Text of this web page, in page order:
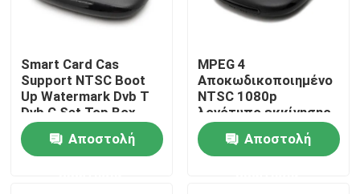
Αρχική Σελίδα
Smart Card Cas
Support NTSC Boot
Up Watermark Dvb T
Dvb C Set Top Box
Αποστολή
MPEG 4
Αποκωδικοποιημένο
NTSC 1080p
λογότυπο εκκίνησης
Dvbc Hd Stb
Αποστολή